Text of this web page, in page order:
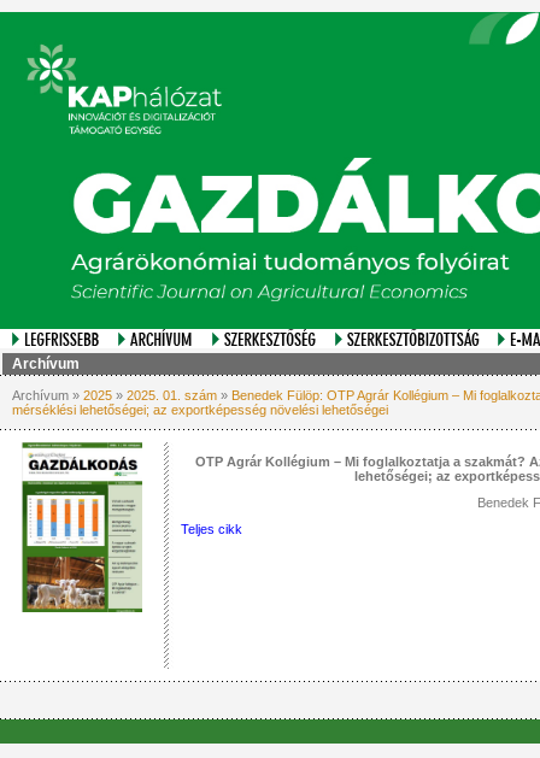
Archívum
Archívum » 2025 » 2025. 01. szám » Benedek Fülöp: OTP Agrár Kollégium – Mi
mérséklési lehetőségei; az exportképesség növelési lehetőségei
OTP Agrár Kollégium – Mi foglalkoztatja a szakmát?
lehetőségei; az
Benedek
Teljes cikk